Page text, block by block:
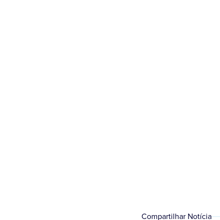
Compartilhar Notícia